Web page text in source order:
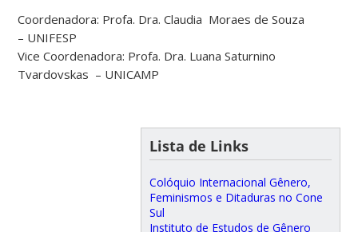
Coordenadora: Profa. Dra. Claudia Moraes de Souza
– UNIFESP
Vice Coordenadora: Profa. Dra. Luana Saturnino
Tvardovskas – UNICAMP
Lista de Links
Colóquio Internacional Gênero,
Feminismos e Ditaduras no Cone
Sul
Instituto de Estudos de Gênero